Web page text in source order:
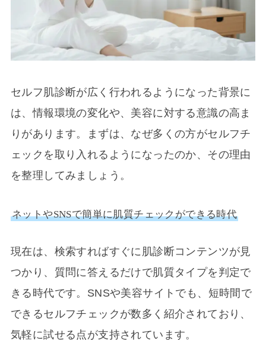
セルフ肌診断が広く行われるようになった背景に
は、情報環境の変化や、美容に対する意識の高ま
りがあります。まずは、なぜ多くの方がセルフチ
ェックを取り入れるようになったのか、その理由
を整理してみましょう。
ネットやSNSで簡単に肌質チェックができる時代
現在は、検索すればすぐに肌診断コンテンツが見
つかり、質問に答えるだけで肌質タイプを判定で
きる時代です。SNSや美容サイトでも、短時間で
できるセルフチェックが数多く紹介されており、
気軽に試せる点が支持されています。